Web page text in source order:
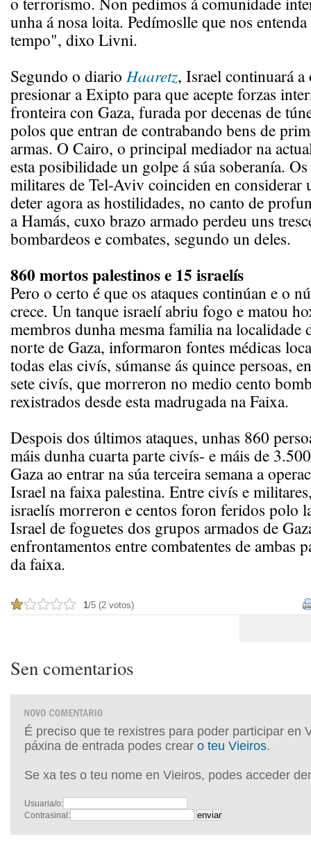
unha á nosa loita. Pedímoslle que nos
tempo", dixo Livni.
Segundo o diario Haaretz, Israel continuará
presionar a Exipto para que acepte forzas
fronteira con Gaza, furada por decenas de
polos que entran de contrabando bens de
armas. O Cairo, o principal mediador na
esta posibilidade un golpe á súa soberanía.
militares de Tel-Aviv coinciden en considerar
deter agora as hostilidades, no canto de
a Hamás, cuxo brazo armado perdeu uns
bombardeos e combates, segundo un deles.
860 mortos palestinos e 15 israelís
Pero o certo é que os ataques continúan e o
crece. Un tanque israelí abriu fogo e matou
membros dunha mesma familia na localidade
norte de Gaza, informaron fontes médicas
todas elas civís, súmanse ás quince persoas,
sete civís, que morreron no medio cento
rexistrados desde esta madrugada na Faixa.
Despois dos últimos ataques, unhas 860
máis dunha cuarta parte civís- e máis de
Gaza ao entrar na súa terceira semana a
Israel na faixa palestina. Entre civís e
israelís morreron e centos foron feridos polo
Israel de foguetes dos grupos armados de
enfrontamentos entre combatentes de ambas
da faixa.
1/5 (2 votos)
Sen comentarios
É preciso que te rexistres para poder participar en
páxina de entrada podes crear o teu Vieiros.
Se xa tes o teu nome en Vieiros, podes acceder
Usuaria/o:
Contrasinal: